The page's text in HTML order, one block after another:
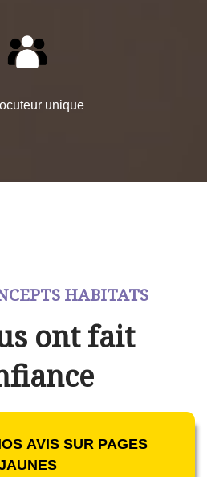
unique
HABITATS
ont fait
AVIS SUR PAGES